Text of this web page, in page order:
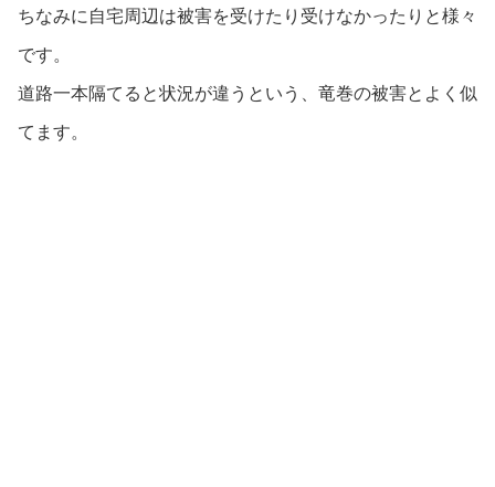
ちなみに自宅周辺は被害を受けたり受けなかったりと様々
です。
道路一本隔てると状況が違うという、竜巻の被害とよく似
てます。